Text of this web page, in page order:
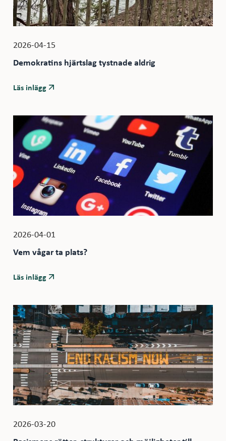
2026-04-15
Demokratins hjärtslag tystnade aldrig
Läs inlägg
2026-04-01
Vem vågar ta plats?
Läs inlägg
2026-03-20